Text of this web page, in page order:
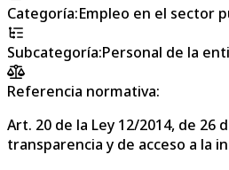
Categoría:Empleo en el sector
Subcategoría:Personal de la
Referencia normativa:
Art. 20 de la Ley 12/2014, de 26
transparencia y de acceso a la